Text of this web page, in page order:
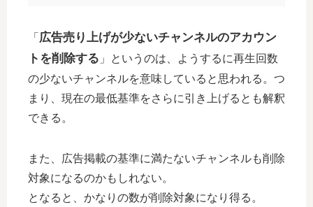
「 広告売り上げが少ないチャンネルのアカウン
トを削除する 」というのは、ようするに再生回数
の少ないチャンネルを意味していると思われる。つ
まり、現在の最低基準をさらに引き上げるとも解釈
できる。
また、広告掲載の基準に満たないチャンネルも削除
対象になるのかもしれない。
となると、かなりの数が削除対象になり得る。